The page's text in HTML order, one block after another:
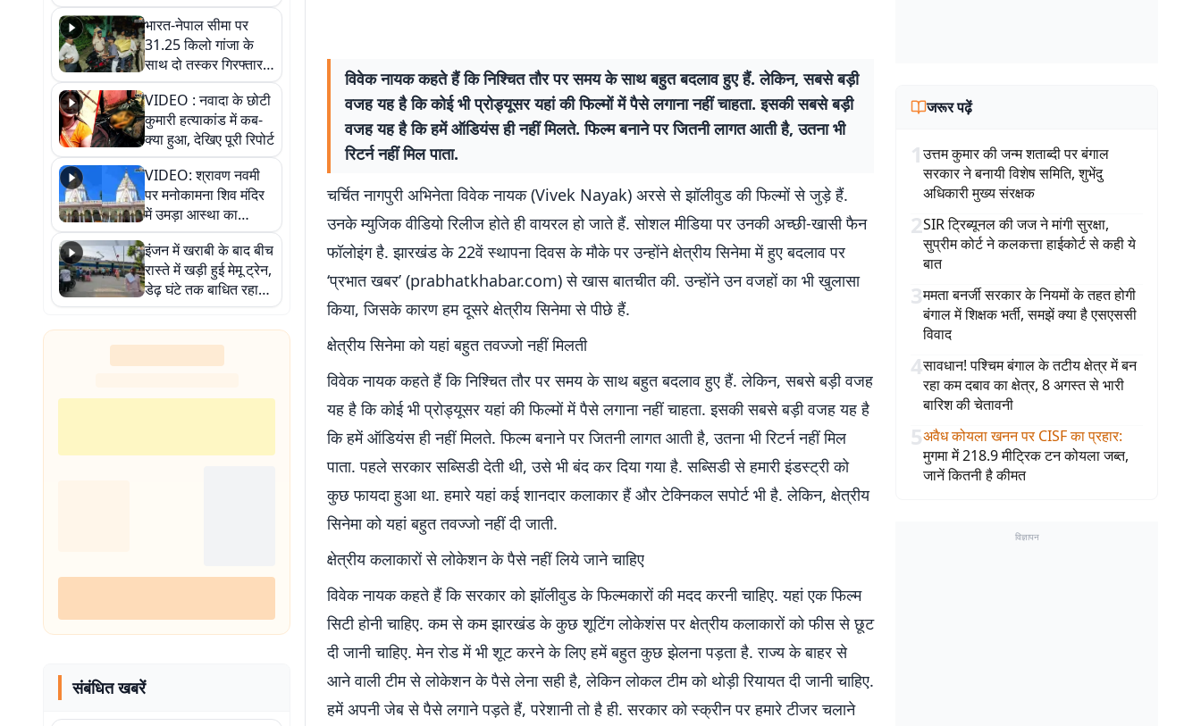
भारत-नेपाल सीमा पर
31.25 किलो गांजा के
साथ दो तस्कर गिरफ्तार,
नेपाली नंबर की बाइक
जब्त
VIDEO : नवादा के छोटी
कुमारी हत्याकांड में कब-
क्या हुआ, देखिए पूरी रिपोर्ट
VIDEO: श्रावण नवमी
पर मनोकामना शिव मंदिर
में उमड़ा आस्था का
सैलाब, हर-हर महादेव के
जयघोष से गूंजा परिसर
इंजन में खराबी के बाद बीच
रास्ते में खड़ी हुई मेमू ट्रेन,
डेढ़ घंटे तक बाधित रहा
आवागमन
संबंधित खबरें
विवेक नायक कहते हैं कि निश्चित तौर पर समय के साथ बहुत बदलाव हुए हैं. लेकिन, सबसे बड़ी
वजह यह है कि कोई भी प्रोड्यूसर यहां की फिल्मों में पैसे लगाना नहीं चाहता. इसकी सबसे बड़ी
वजह यह है कि हमें ऑडियंस ही नहीं मिलते. फिल्म बनाने पर जितनी लागत आती है, उतना भी
रिटर्न नहीं मिल पाता.
चर्चित नागपुरी अभिनेता विवेक नायक (Vivek Nayak) अरसे से झॉलीवुड की फिल्मों से जुड़े हैं.
उनके म्युजिक वीडियो रिलीज होते ही वायरल हो जाते हैं. सोशल मीडिया पर उनकी अच्छी-खासी फैन
फॉलोइंग है. झारखंड के 22वें स्थापना दिवस के मौके पर उन्होंने क्षेत्रीय सिनेमा में हुए बदलाव पर
‘प्रभात खबर’ (prabhatkhabar.com) से खास बातचीत की. उन्होंने उन वजहों का भी खुलासा
किया, जिसके कारण हम दूसरे क्षेत्रीय सिनेमा से पीछे हैं.
क्षेत्रीय सिनेमा को यहां बहुत तवज्जो नहीं मिलती
विवेक नायक कहते हैं कि निश्चित तौर पर समय के साथ बहुत बदलाव हुए हैं. लेकिन, सबसे बड़ी वजह
यह है कि कोई भी प्रोड्यूसर यहां की फिल्मों में पैसे लगाना नहीं चाहता. इसकी सबसे बड़ी वजह यह है
कि हमें ऑडियंस ही नहीं मिलते. फिल्म बनाने पर जितनी लागत आती है, उतना भी रिटर्न नहीं मिल
पाता. पहले सरकार सब्सिडी देती थी, उसे भी बंद कर दिया गया है. सब्सिडी से हमारी इंडस्ट्री को
कुछ फायदा हुआ था. हमारे यहां कई शानदार कलाकार हैं और टेक्निकल सपोर्ट भी है. लेकिन, क्षेत्रीय
सिनेमा को यहां बहुत तवज्जो नहीं दी जाती.
क्षेत्रीय कलाकारों से लोकेशन के पैसे नहीं लिये जाने चाहिए
विवेक नायक कहते हैं कि सरकार को झॉलीवुड के फिल्मकारों की मदद करनी चाहिए. यहां एक फिल्म
सिटी होनी चाहिए. कम से कम झारखंड के कुछ शूटिंग लोकेशंस पर क्षेत्रीय कलाकारों को फीस से छूट
दी जानी चाहिए. मेन रोड में भी शूट करने के लिए हमें बहुत कुछ झेलना पड़ता है. राज्य के बाहर से
आने वाली टीम से लोकेशन के पैसे लेना सही है, लेकिन लोकल टीम को थोड़ी रियायत दी जानी चाहिए.
हमें अपनी जेब से पैसे लगाने पड़ते हैं, परेशानी तो है ही. सरकार को स्क्रीन पर हमारे टीजर चलाने
जरूर पढ़ें
1उत्तम कुमार की जन्म शताब्दी पर बंगाल
सरकार ने बनायी विशेष समिति, शुभेंदु
अधिकारी मुख्य संरक्षक
2SIR ट्रिब्यूनल की जज ने मांगी सुरक्षा,
सुप्रीम कोर्ट ने कलकत्ता हाईकोर्ट से कही ये
बात
3ममता बनर्जी सरकार के नियमों के तहत होगी
बंगाल में शिक्षक भर्ती, समझें क्या है एसएससी
विवाद
4सावधान! पश्चिम बंगाल के तटीय क्षेत्र में बन
रहा कम दबाव का क्षेत्र, 8 अगस्त से भारी
बारिश की चेतावनी
5अवैध कोयला खनन पर CISF का प्रहार:
मुगमा में 218.9 मीट्रिक टन कोयला जब्त,
जानें कितनी है कीमत
विज्ञापन